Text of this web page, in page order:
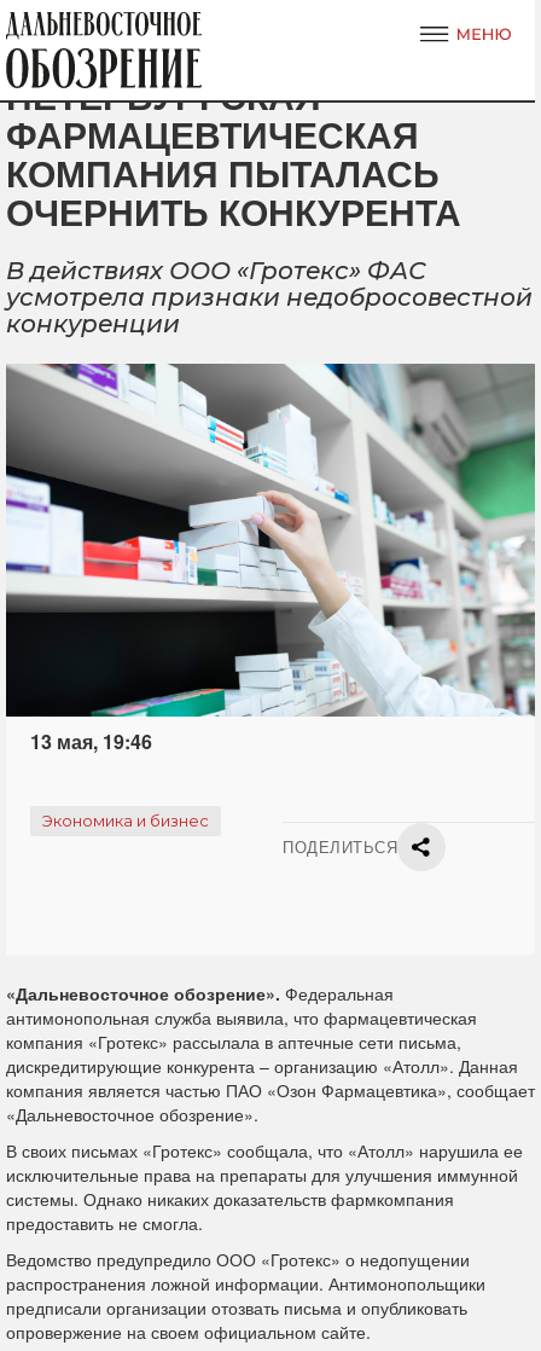
ПЕТЕРБУРГСКАЯ
ФАРМАЦЕВТИЧЕСКАЯ
КОМПАНИЯ ПЫТАЛАСЬ
ОЧЕРНИТЬ КОНКУРЕНТА
В действиях ООО «Гротекс» ФАС
усмотрела признаки недобросовестной
конкуренции
13 мая, 19:46
Экономика и бизнес
ПОДЕЛИТЬСЯ
«Дальневосточное обозрение». Федеральная
антимонопольная служба выявила, что фармацевтическая
компания «Гротекс» рассылала в аптечные сети письма,
дискредитирующие конкурента – организацию «Атолл». Данная
компания является частью ПАО «Озон Фармацевтика», сообщает
«Дальневосточное обозрение».
В своих письмах «Гротекс» сообщала, что «Атолл» нарушила ее
исключительные права на препараты для улучшения иммунной
системы. Однако никаких доказательств фармкомпания
предоставить не смогла.
Ведомство предупредило ООО «Гротекс» о недопущении
распространения ложной информации. Антимонопольщики
предписали организации отозвать письма и опубликовать
опровержение на своем официальном сайте.